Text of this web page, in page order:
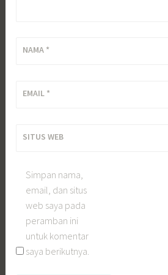
NAMA *
EMAIL *
SITUS WEB
Simpan nama,
email, dan situs
web saya pada
peramban ini
untuk komentar
saya berikutnya.